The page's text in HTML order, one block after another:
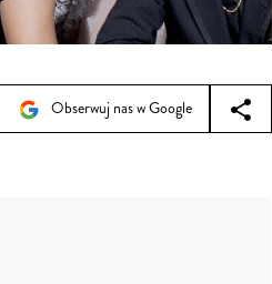
Obserwuj nas w Google